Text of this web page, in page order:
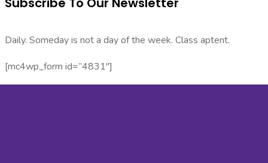
Daily. Someday is not a day of the week. Class aptent.
[mc4wp_form id=”4831″]